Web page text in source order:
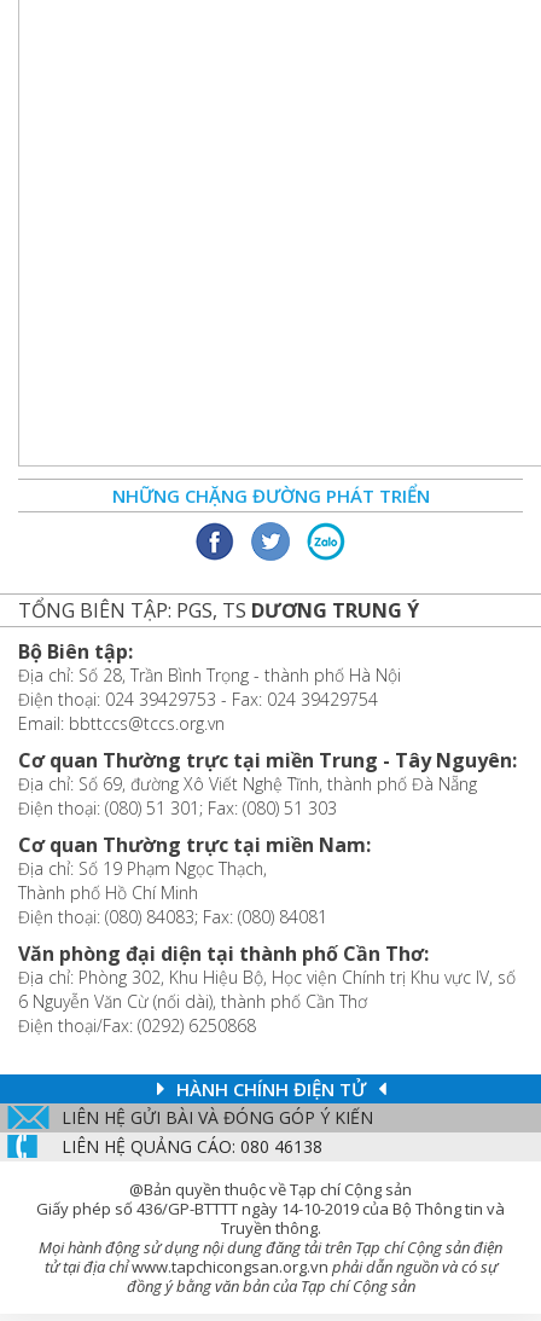
NHỮNG CHẶNG ĐƯỜNG PHÁT TRIỂN
TỔNG BIÊN TẬP: PGS, TS DƯƠNG TRUNG Ý
Bộ Biên tập:
Địa chỉ: Số 28, Trần Bình Trọng - thành phố Hà Nội
Điện thoại: 024 39429753 - Fax: 024 39429754
Email: bbttccs@tccs.org.vn
Cơ quan Thường trực tại miền Trung - Tây Nguyên:
Địa chỉ: Số 69, đường Xô Viết Nghệ Tĩnh, thành phố Đà Nẵng
Điện thoại: (080) 51 301; Fax: (080) 51 303
Cơ quan Thường trực tại miền Nam:
Địa chỉ: Số 19 Phạm Ngọc Thạch,
Thành phố Hồ Chí Minh
Điện thoại: (080) 84083; Fax: (080) 84081
Văn phòng đại diện tại thành phố Cần Thơ:
Địa chỉ: Phòng 302, Khu Hiệu Bộ, Học viện Chính trị Khu vực IV, số
6 Nguyễn Văn Cừ (nối dài), thành phố Cần Thơ
Điện thoại/Fax: (0292) 6250868
HÀNH CHÍNH ĐIỆN TỬ
LIÊN HỆ GỬI BÀI VÀ ĐÓNG GÓP Ý KIẾN
LIÊN HỆ QUẢNG CÁO: 080 46138
@Bản quyền thuộc về Tạp chí Cộng sản
Giấy phép số 436/GP-BTTTT ngày 14-10-2019 của Bộ Thông tin và
Truyền thông.
Mọi hành động sử dụng nội dung đăng tải trên Tạp chí Cộng sản điện
tử tại địa chỉwww.tapchicongsan.org.vn phải dẫn nguồn và có sự
đồng ý bằng văn bản của Tạp chí Cộng sản